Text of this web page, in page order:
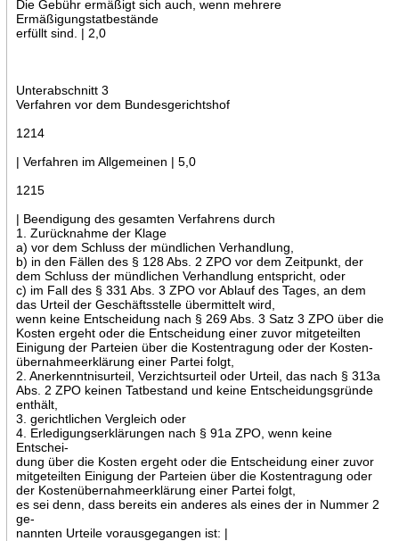
Die Gebühr ermäßigt sich auch, wenn mehrere
Ermäßigungstatbestände
erfüllt sind. | 2,0
Unterabschnitt 3
Verfahren vor dem Bundesgerichtshof
1214
| Verfahren im Allgemeinen | 5,0
1215
| Beendigung des gesamten Verfahrens durch
1. Zurücknahme der Klage
a) vor dem Schluss der mündlichen Verhandlung,
b) in den Fällen des § 128 Abs. 2 ZPO vor dem Zeitpunkt, der
dem Schluss der mündlichen Verhandlung entspricht, oder
c) im Fall des § 331 Abs. 3 ZPO vor Ablauf des Tages, an dem
das Urteil der Geschäftsstelle übermittelt wird,
wenn keine Entscheidung nach § 269 Abs. 3 Satz 3 ZPO über die
Kosten ergeht oder die Entscheidung einer zuvor mitgeteilten
Einigung der Parteien über die Kostentragung oder der Kosten-
übernahmeerklärung einer Partei folgt,
2. Anerkenntnisurteil, Verzichtsurteil oder Urteil, das nach § 313a
Abs. 2 ZPO keinen Tatbestand und keine Entscheidungsgründe
enthält,
3. gerichtlichen Vergleich oder
4. Erledigungserklärungen nach § 91a ZPO, wenn keine
Entschei-
dung über die Kosten ergeht oder die Entscheidung einer zuvor
mitgeteilten Einigung der Parteien über die Kostentragung oder
der Kostenübernahmeerklärung einer Partei folgt,
es sei denn, dass bereits ein anderes als eines der in Nummer 2
ge-
nannten Urteile vorausgegangen ist: |